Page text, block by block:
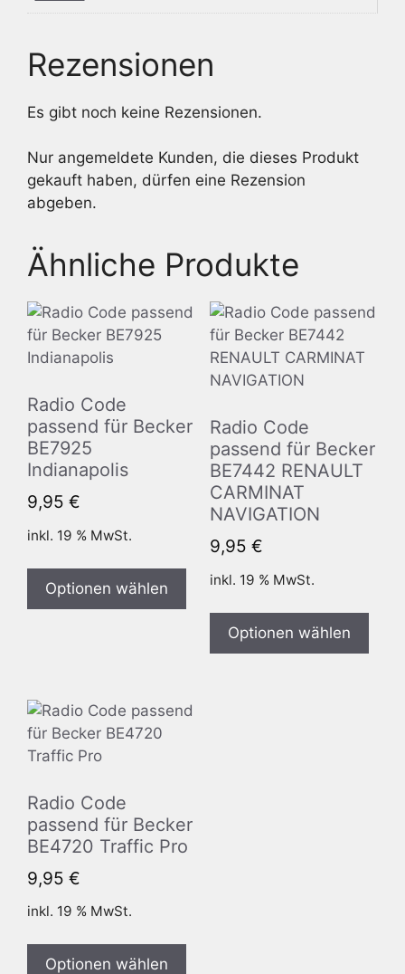
Rezensionen
Es gibt noch keine Rezensionen.
Nur angemeldete Kunden, die dieses Produkt
gekauft haben, dürfen eine Rezension
abgeben.
Ähnliche Produkte
Radio Code
passend für Becker
BE7925
Indianapolis
9,95 €
inkl. 19 % MwSt.
Optionen wählen
Radio Code
passend für Becker
BE7442 RENAULT
CARMINAT
NAVIGATION
9,95 €
inkl. 19 % MwSt.
Optionen wählen
Radio Code
passend für Becker
BE4720 Traffic Pro
9,95 €
inkl. 19 % MwSt.
Optionen wählen